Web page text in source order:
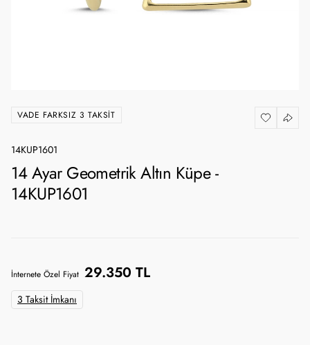
VADE FARKSIZ 3 TAKSIT
14KUP1601
14 Ayar Geometrik Altın Küpe -
14KUP1601
İnternete Özel Fiyat 29.350 TL
3 Taksit İmkanı